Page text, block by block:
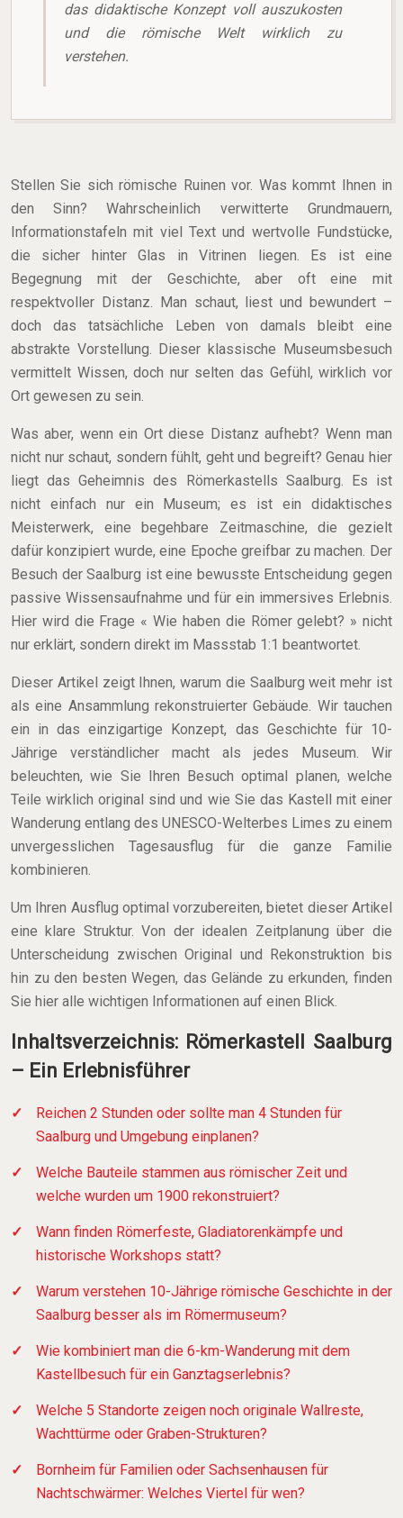
das didaktische Konzept voll auszukosten
und die römische Welt wirklich zu
verstehen.
Stellen Sie sich römische Ruinen vor. Was kommt Ihnen in
den Sinn? Wahrscheinlich verwitterte Grundmauern,
Informationstafeln mit viel Text und wertvolle Fundstücke,
die sicher hinter Glas in Vitrinen liegen. Es ist eine
Begegnung mit der Geschichte, aber oft eine mit
respektvoller Distanz. Man schaut, liest und bewundert –
doch das tatsächliche Leben von damals bleibt eine
abstrakte Vorstellung. Dieser klassische Museumsbesuch
vermittelt Wissen, doch nur selten das Gefühl, wirklich vor
Ort gewesen zu sein.
Was aber, wenn ein Ort diese Distanz aufhebt? Wenn man
nicht nur schaut, sondern fühlt, geht und begreift? Genau hier
liegt das Geheimnis des Römerkastells Saalburg. Es ist
nicht einfach nur ein Museum; es ist ein didaktisches
Meisterwerk, eine begehbare Zeitmaschine, die gezielt
dafür konzipiert wurde, eine Epoche greifbar zu machen. Der
Besuch der Saalburg ist eine bewusste Entscheidung gegen
passive Wissensaufnahme und für ein immersives Erlebnis.
Hier wird die Frage « Wie haben die Römer gelebt? » nicht
nur erklärt, sondern direkt im Massstab 1:1 beantwortet.
Dieser Artikel zeigt Ihnen, warum die Saalburg weit mehr ist
als eine Ansammlung rekonstruierter Gebäude. Wir tauchen
ein in das einzigartige Konzept, das Geschichte für 10-
Jährige verständlicher macht als jedes Museum. Wir
beleuchten, wie Sie Ihren Besuch optimal planen, welche
Teile wirklich original sind und wie Sie das Kastell mit einer
Wanderung entlang des UNESCO-Welterbes Limes zu einem
unvergesslichen Tagesausflug für die ganze Familie
kombinieren.
Um Ihren Ausflug optimal vorzubereiten, bietet dieser Artikel
eine klare Struktur. Von der idealen Zeitplanung über die
Unterscheidung zwischen Original und Rekonstruktion bis
hin zu den besten Wegen, das Gelände zu erkunden, finden
Sie hier alle wichtigen Informationen auf einen Blick.
Inhaltsverzeichnis: Römerkastell Saalburg
– Ein Erlebnisführer
Reichen 2 Stunden oder sollte man 4 Stunden für
Saalburg und Umgebung einplanen?
Welche Bauteile stammen aus römischer Zeit und
welche wurden um 1900 rekonstruiert?
Wann finden Römerfeste, Gladiatorenkämpfe und
historische Workshops statt?
Warum verstehen 10-Jährige römische Geschichte in der
Saalburg besser als im Römermuseum?
Wie kombiniert man die 6-km-Wanderung mit dem
Kastellbesuch für ein Ganztagserlebnis?
Welche 5 Standorte zeigen noch originale Wallreste,
Wachttürme oder Graben-Strukturen?
Bornheim für Familien oder Sachsenhausen für
Nachtschwärmer: Welches Viertel für wen?